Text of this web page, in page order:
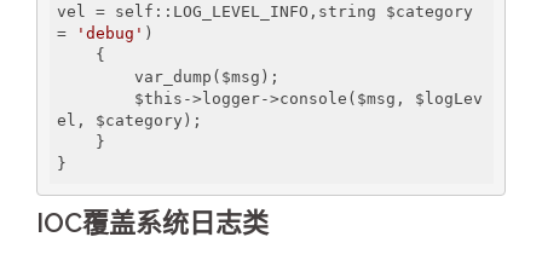
vel = self::LOG_LEVEL_INFO,string $category
=
'debug' )
{
el, $category);
}
IOC覆盖系统日志类